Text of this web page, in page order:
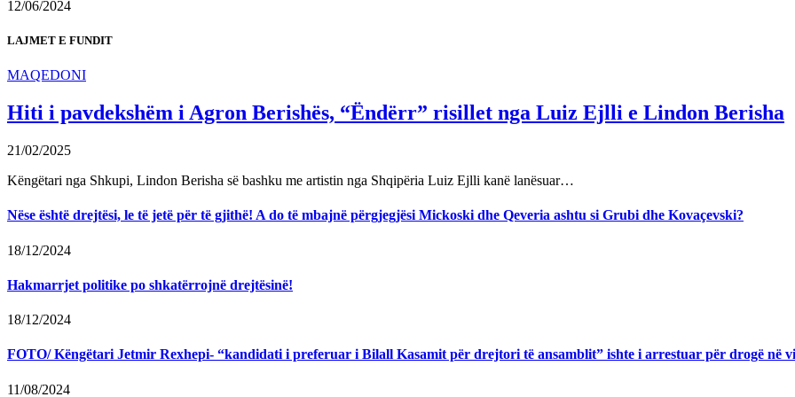
12/06/2024
LAJMET E FUNDIT
MAQEDONI
Hiti i pavdekshëm i Agron Berishës, “Ëndërr” risillet nga Luiz Ejlli e Lindon Berisha
21/02/2025
Këngëtari nga Shkupi, Lindon Berisha së bashku me artistin nga Shqipëria Luiz Ejlli kanë lanësuar…
Nëse është drejtësi, le të jetë për të gjithë! A do të mbajnë përgjegjësi Mickoski dhe Qeveria ashtu si Grubi dhe Kovaçevski?
18/12/2024
Hakmarrjet politike po shkatërrojnë drejtësinë!
18/12/2024
FOTO/ Këngëtari Jetmir Rexhepi- “kandidati i preferuar i Bilall Kasamit për drejtori të ansamblit” ishte i arrestuar për drogë në
11/08/2024